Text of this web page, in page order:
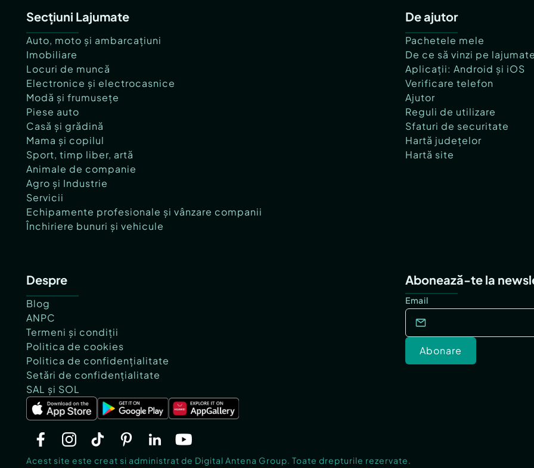
Secțiuni Lajumate
Auto, moto și ambarcațiuni
Imobiliare
Locuri de muncă
Electronice și electrocasnice
Modă și frumusețe
Piese auto
Casă și grădină
Mama și copilul
Sport, timp liber, artă
Animale de companie
Agro și Industrie
Servicii
Echipamente profesionale și vânzare companii
Închiriere bunuri și vehicule
De ajutor
Pachetele mele
De ce să vinzi pe
Aplicații: Android și iOS
Verificare telefon
Ajutor
Reguli de utilizare
Sfaturi de securitate
Hartă județelor
Hartă site
Despre
Blog
ANPC
Termeni și condiții
Politica de cookies
Politica de confidențialitate
Setări de confidențialitate
SAL și SOL
Abonează-te la
Email
Abonare
Acest site este creat si administrat de Digital Antena Group. Toate drepturile rezervate.